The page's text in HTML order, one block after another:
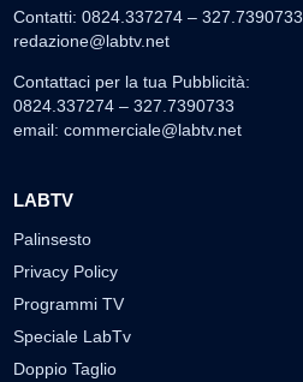
Contatti: 0824.337274 – 327.7390733
redazione@labtv.net
Contattaci per la tua Pubblicità:
0824.337274 – 327.7390733
email: commerciale@labtv.net
LABTV
Palinsesto
Privacy Policy
Programmi TV
Speciale LabTv
Doppio Taglio